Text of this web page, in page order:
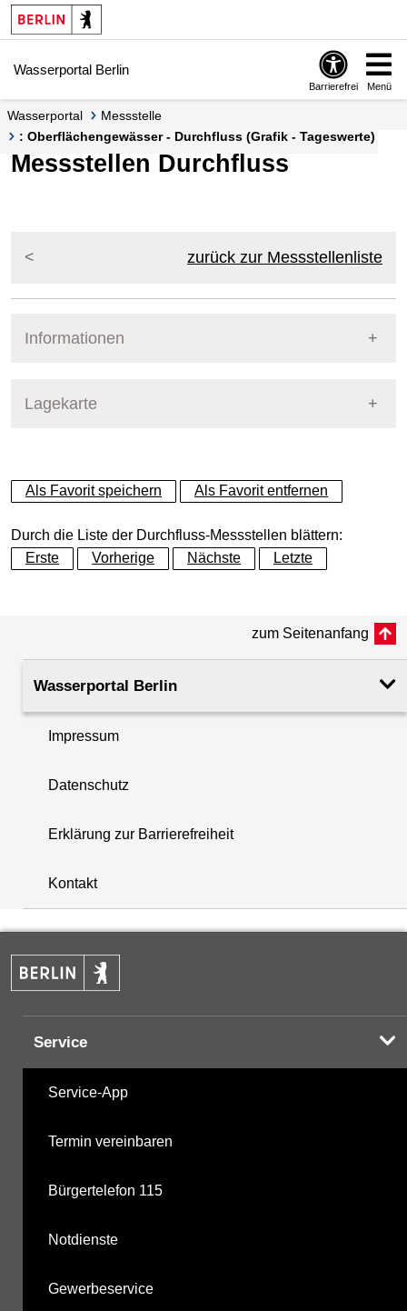
Springe zur Navigation
Springe zum Inhalt
Wasserportal Berlin
Barrierefrei Menü
Wasserportal
Messstelle
: Oberflächengewässer - Durchfluss (Grafik - Tageswerte)
Messstellen Durchfluss
zurück zur Messstellenliste
Informationen
Lagekarte
+
−
+
−
Als Favorit speichern Als Favorit entfernen
Durch die Liste der Durchfluss-Messstellen blättern:
Erste
Vorherige Nächste Letzte
zum Seitenanfang
Wasserportal Berlin
Impressum
Datenschutz
Erklärung zur Barrierefreiheit
Kontakt
Service
Service-App
Termin vereinbaren
Bürgertelefon 115
Notdienste
Gewerbeservice